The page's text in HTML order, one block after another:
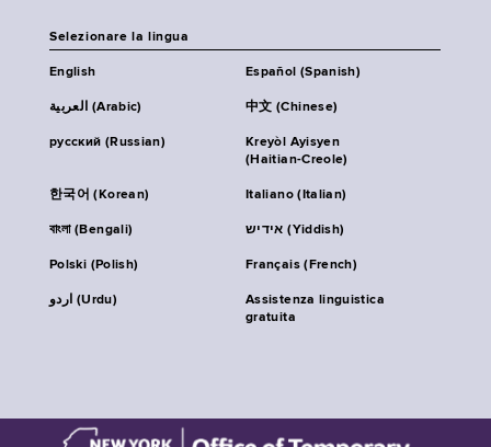
Selezionare la lingua
English Español (Spanish)
العربية (Arabic) 中文 (Chinese)
русский (Russian)
Kreyòl Ayisyen
(Haitian-Creole)
한국어 (Korean) Italiano (Italian)
বাংলা (Bengali) אידיש (Yiddish)
Polski (Polish) Français (French)
اردو (Urdu)
Assistenza linguistica
gratuita